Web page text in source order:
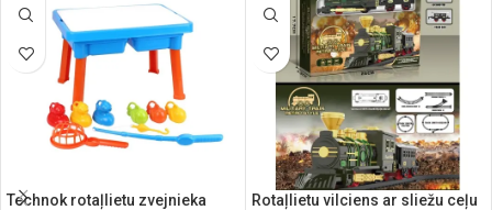
Technok rotaļlietu zvejnieka
Rotaļlietu vilciens ar sliežu ceļu